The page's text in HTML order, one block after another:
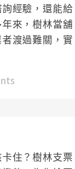
經驗，還能給
來，樹林當舖
渡過難關，實
住？樹林支票